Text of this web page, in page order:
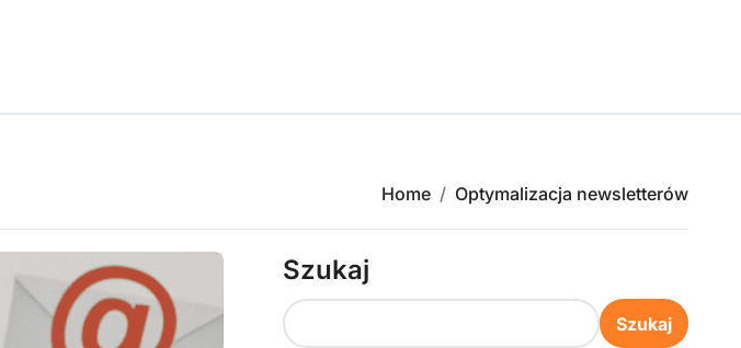
Home Optymalizacja newsletterów
Szukaj
Szukaj